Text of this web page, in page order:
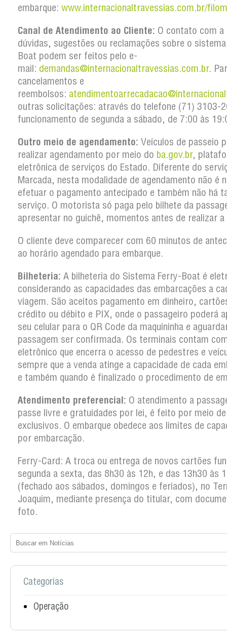
embarque: www.internacionaltravessias.com.br/
Canal de Atendimento ao Cliente: O contato com a
dúvidas, sugestões ou reclamações sobre o
Boat podem ser feitos pelo e-
mail: demandas@internacionaltravessias.com.br.
cancelamentos e
reembolsos:
outras solicitações: através do telefone (71) 3103-
funcionamento de segunda a sábado, de 7:00 às
Outro meio de agendamento: Veículos de passeio
realizar agendamento por meio do ba.gov.br,
eletrônica de serviços do Estado. Diferente do
Marcada, nesta modalidade de agendamento não é
efetuar o pagamento antecipado e também não há
serviço. O motorista só paga pelo bilhete da
apresentar no guichê, momentos antes de realizar
O cliente deve comparecer com 60 minutos de
ao horário agendado para embarque.
Bilheteria: A bilheteria do Sistema Ferry-Boat é
considerando as capacidades das embarcações a
viagem. São aceitos pagamento em dinheiro,
crédito ou débito e PIX, onde o passageiro poderá
seu celular para o QR Code da maquininha e
passagem ser confirmada. Os terminais contam
eletrônico que encerra o acesso de pedestres e
sempre que a venda atinge a capacidade de cada
e também quando é finalizado o procedimento de
Atendimento preferencial: O atendimento a
passe livre e gratuidades por lei, é feito por meio
exclusivos. O embarque obedece aos limites de
por embarcação.
Ferry-Card: A troca ou entrega de novos cartões
segunda a sexta, das 8h30 às 12h, e das 13h30 às
(fechado aos sábados, domingos e feriados), no
Joaquim, mediante presença do titular, com
foto.
Categorias
Operação